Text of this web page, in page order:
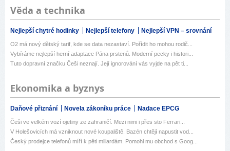
Věda a technika
Nejlepší chytré hodinky Nejlepší telefony Nejlepší VPN – srovnání
O2 má nový dětský tarif, kde se data nezastaví. Pořídit ho mohou rodič...
Vybíráme nejlepší herní adaptace Pána prstenů. Moderní pecky i histori...
Tuto dopravní značku Češi neznají. Její ignorování vás vyjde na pět ti...
Ekonomika a byznys
Daňové přiznání Novela zákoníku práce Nadace EPCG
Češi ve velkém vozí ojetiny ze zahraničí. Mezi nimi i přes sto Ferrari...
V Holešovicích má vzniknout nové koupaliště. Bazén chtějí napustit vod...
Český prodejce telefonů míří k pěti miliardám. Pomohl mu obchod s Goog...